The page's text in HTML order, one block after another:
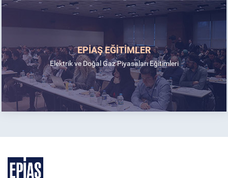
EPİAŞ EĞİTİMLER
Elektrik ve Doğal Gaz Piyasaları Eğitimleri